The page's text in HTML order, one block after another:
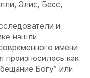
Элис, Бесс,
и
нашли
имени
произносилось как
Богу” или